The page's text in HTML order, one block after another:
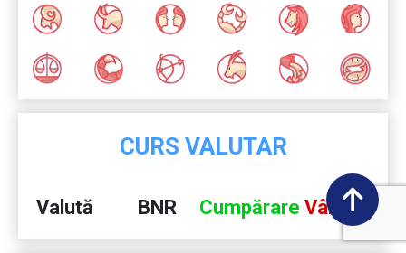
CURS VALUTAR
Valută BNR Cumpărare Vânzare